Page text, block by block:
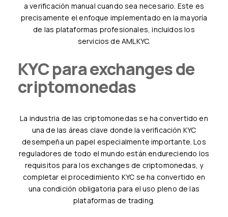
a verificación manual cuando sea necesario. Este es
precisamente el enfoque implementado en la mayoría
de las plataformas profesionales, incluidos los
servicios de AMLKYC.
KYC para exchanges de
criptomonedas
La industria de las criptomonedas se ha convertido en
una de las áreas clave donde la verificación KYC
desempeña un papel especialmente importante. Los
reguladores de todo el mundo están endureciendo los
requisitos para los exchanges de criptomonedas, y
completar el procedimiento KYC se ha convertido en
una condición obligatoria para el uso pleno de las
plataformas de trading.